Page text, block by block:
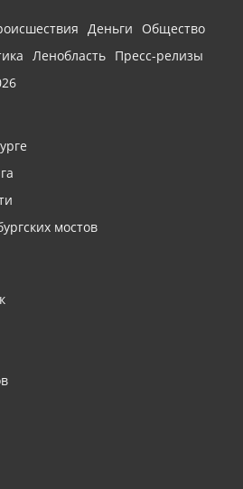
Деньги
Общество
Ленобласть Пресс-релизы
мостов